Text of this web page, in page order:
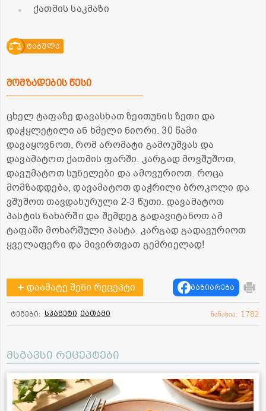
ქათმის საკმაზი
ტაბულა
მომზადების წესი
ცხელ ტაფაზე დავასხათ ზეითუნის ზეთი და
დაჭყლეტილი ან ხმელი ნიორი. 30 წამი
დავაყოვნოთ, რომ არომატი გამოუშვას და
დავამატოთ ქათმის ფარში. კარგად მოვშუშოთ,
დავუმატოთ სუნელები და ამოვურიოთ. როცა
მომზადდება, დავამატოთ დაჭრილი ბროკოლი და
ვშუშოთ თავდახურული 2-3 წუთი. დავამატოთ
პასტის ნახარში და შემდეგ გადავიტანოთ ამ
ტაფაში მოხარშული პასტა. კარგად გადავურიოთ
ყველაფერი და მივირთვათ გემრიელად!
დაამატე შენი რეცეპტი გაზიარება
ტეგები: სპაგეტი ქათამი ნანახია: 1782
მსგავსი რეცეპტები